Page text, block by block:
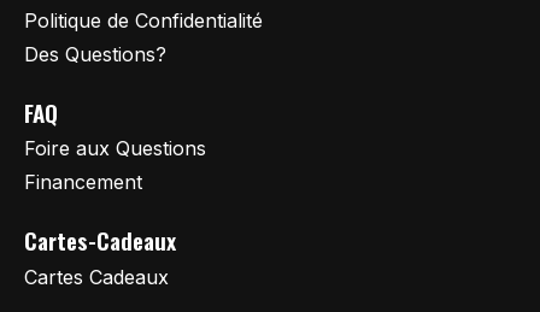
Politique de Confidentialité
Des Questions?
FAQ
Foire aux Questions
Financement
Cartes-Cadeaux
Cartes Cadeaux